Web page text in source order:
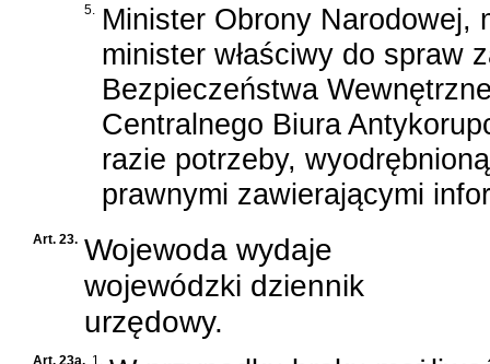
5.
Minister Obrony Narodowej,
minister właściwy do spraw
Bezpieczeństwa
Centralnego Biura
razie potrzeby,
prawnymi zawierającymi
Art. 23. Wojewoda wydaje
wojewódzki dziennik
urzędowy.
Art. 23a. 1.